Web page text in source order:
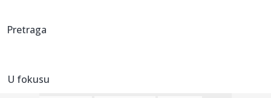
pra...
18:45:
Pretraga
U fokusu